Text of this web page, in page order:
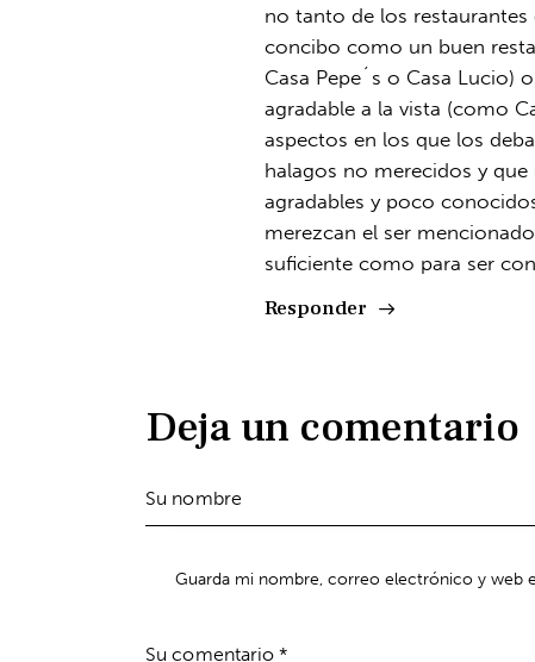
no tanto de los
concibo como un buen
Casa Pepe´s o Casa Lucio)
agradable a la vista (como
aspectos en los que los
halagos no merecidos y
agradables y poco
merezcan el ser
suficiente como para ser
Responder
Deja un comentario
Guarda mi nombre, correo electrónico y web